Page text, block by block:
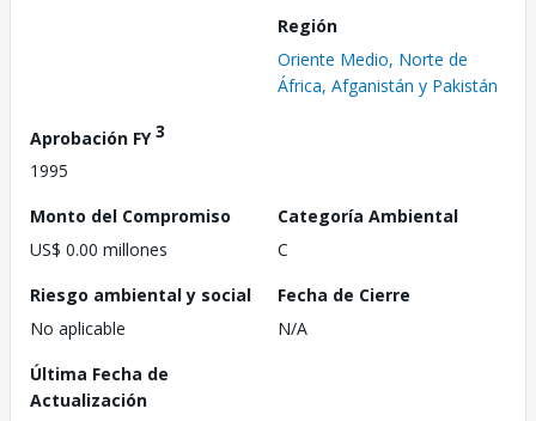
Región
Oriente Medio, Norte de
África, Afganistán y Pakistán
Aprobación FY3
1995
Monto del Compromiso
US$ 0.00 millones
Categoría Ambiental
C
Riesgo ambiental y social
No aplicable
Fecha de Cierre
N/A
Última Fecha de
Actualización